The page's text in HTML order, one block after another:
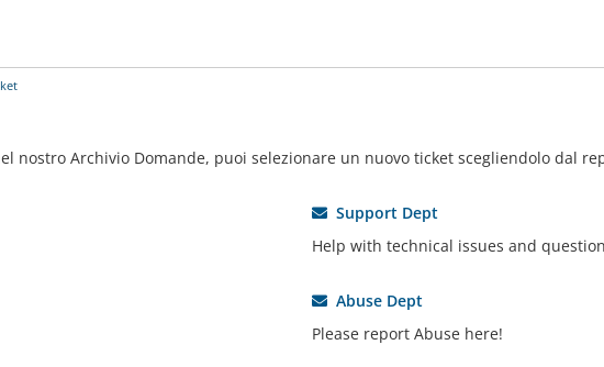
nostro Archivio Domande, puoi selezionare un nuovo ticket scegliendolo dal
Support Dept
Help with technical issues and
Abuse Dept
Please report Abuse here!